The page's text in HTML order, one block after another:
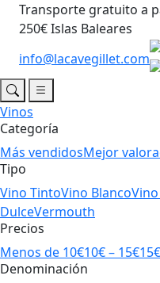
Transporte gratuito a
250€ Islas Baleares
info@lacavegillet.com
Vinos
Categoría
Más vendidosMejor
Tipo
Vino TintoVino Blanco
DulceVermouth
Precios
Menos de 10€10€ – 15€
Denominación